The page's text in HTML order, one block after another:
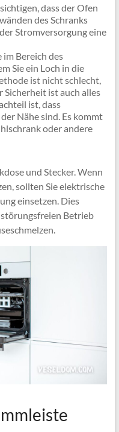
dass der Ofen
des Schranks
Stromversorgung eine
im Bereich des
Sie ein Loch in die
ist nicht schlecht,
ist auch alles
ist, dass
Nähe sind. Es kommt
oder andere
und Stecker. Wenn
sollten Sie elektrische
einsetzen. Dies
Betrieb